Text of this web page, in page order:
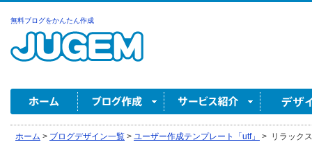
無料ブログをかんたん作成
ホーム > ブログデザイン一覧 > ユーザー作成テンプレート「utf」 > リラック